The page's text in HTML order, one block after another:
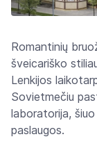
Romantinių
šveicariško
Lenkijos
Sovietmečiu
laboratorija,
paslaugos.